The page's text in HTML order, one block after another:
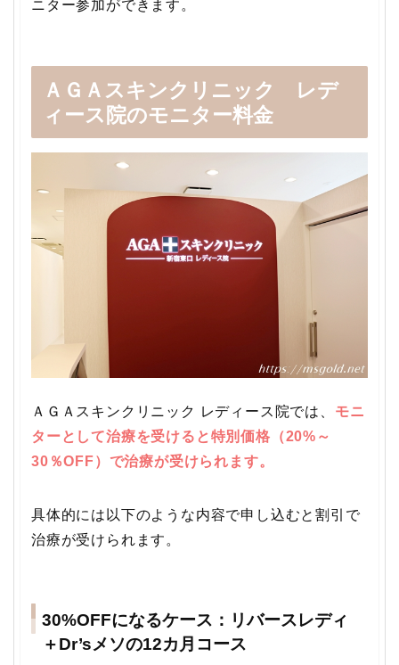
ニター参加ができます。
ＡＧＡスキンクリニック レデ
ィース院のモニター料金
ＡＧＡスキンクリニック レディース院では、 モニ
ターとして治療を受けると特別価格（20%～
30％OFF）で治療が受けられます。
具体的には以下のような内容で申し込むと割引で
治療が受けられます。
30%OFFになるケース：リバースレディ
＋Dr’sメソの12カ月コース